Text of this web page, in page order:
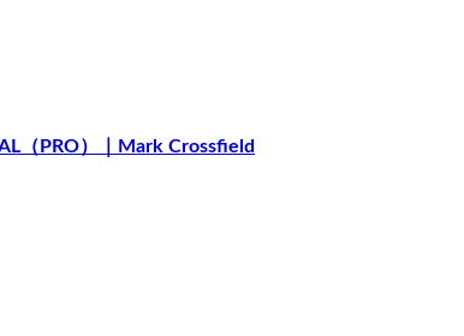
（PRO）｜Mark Crossfield